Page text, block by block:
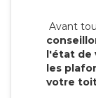
Avant
l'état de
les
votre